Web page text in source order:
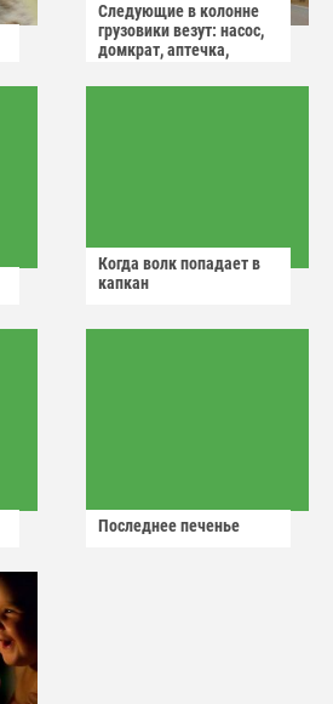
Следующие в колонне
грузовики везут: насос,
домкрат, аптечка,
Когда волк попадает в
капкан
Последнее печенье